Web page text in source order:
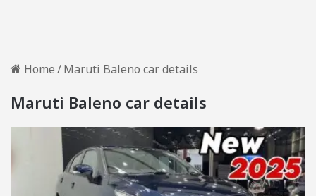
Home/Maruti Baleno car details
Maruti Baleno car details